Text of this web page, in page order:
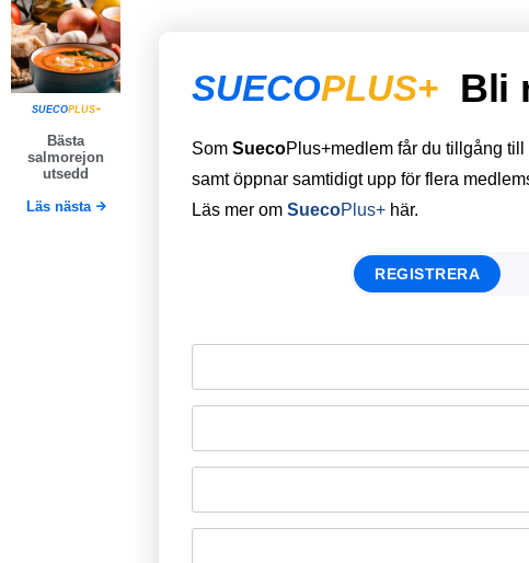
SUECOPLUS+
Bästa
salmorejon
utsedd
Läs nästa
SUECOPLUS+ Bli
Som SuecoPlus+medlem får du tillgång till
samt öppnar samtidigt upp för flera
Läs mer om SuecoPlus+ här.
REGISTRERA